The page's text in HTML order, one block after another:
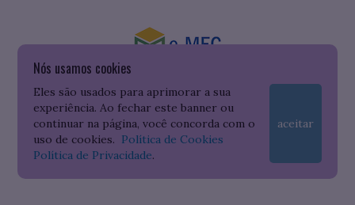
Nós usamos cookies
Eles são usados para aprimorar a sua
experiência. Ao fechar este banner ou
continuar na página, você concorda com o
uso de cookies. Política de Cookies
Política de Privacidade.
aceitar
Consulte o cadastro da Instituição no Sistema do e-MEC